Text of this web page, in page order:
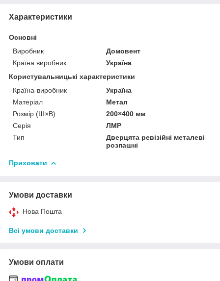
Характеристики
Основні
Виробник
Домовент
Країна виробник
Україна
Користувальницькі характеристики
Країна-виробник
Україна
Матеріал
Метал
Розмір (Ш×В)
200×400 мм
Серія
ЛМР
Тип
Дверцята ревізійні металеві
розпашні
Приховати
Умови доставки
Нова Пошта
Всі умови доставки
Умови оплати